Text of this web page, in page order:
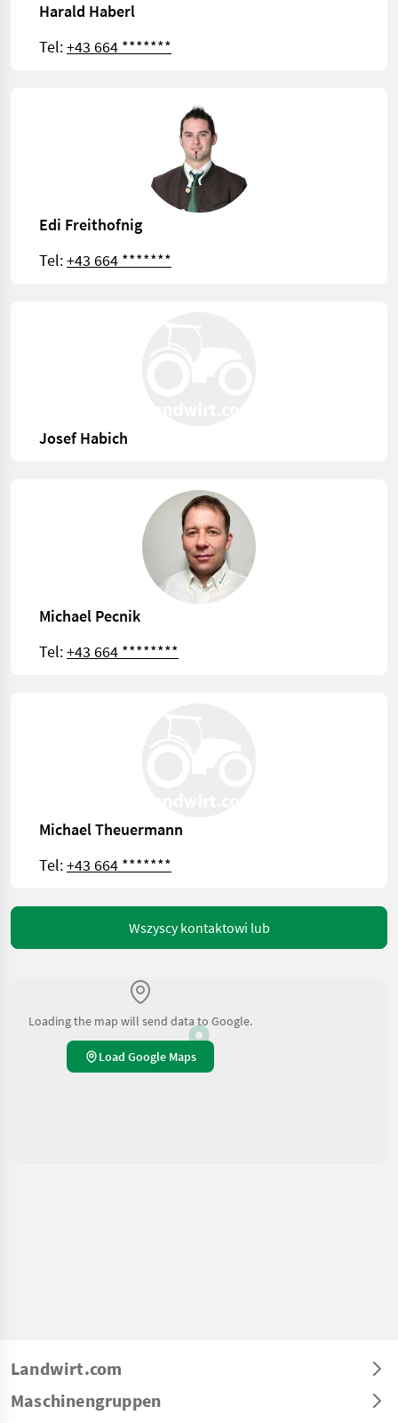
Harald Haberl
Tel:+43 664 *******
Edi Freithofnig
Tel:+43 664 *******
Josef Habich
Michael Pecnik
Tel:+43 664 ********
Michael Theuermann
Tel:+43 664 *******
Wszyscy kontaktowi lub
Loading the map will send data to Google.
Load Google Maps
Landwirt.com
Maschinengruppen